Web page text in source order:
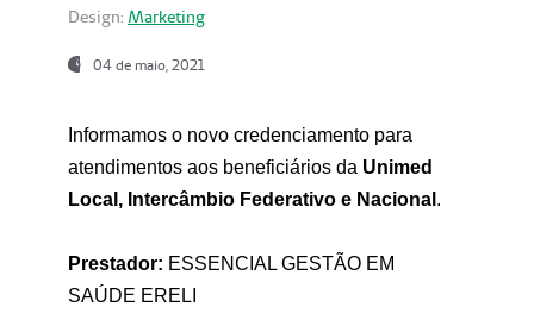
Design: Marketing
04 de maio, 2021
Informamos o novo credenciamento para
atendimentos aos beneficiários da Unimed
Local, Intercâmbio Federativo e Nacional .
Prestador: ESSENCIAL GESTÃO EM
SAÚDE ERELI